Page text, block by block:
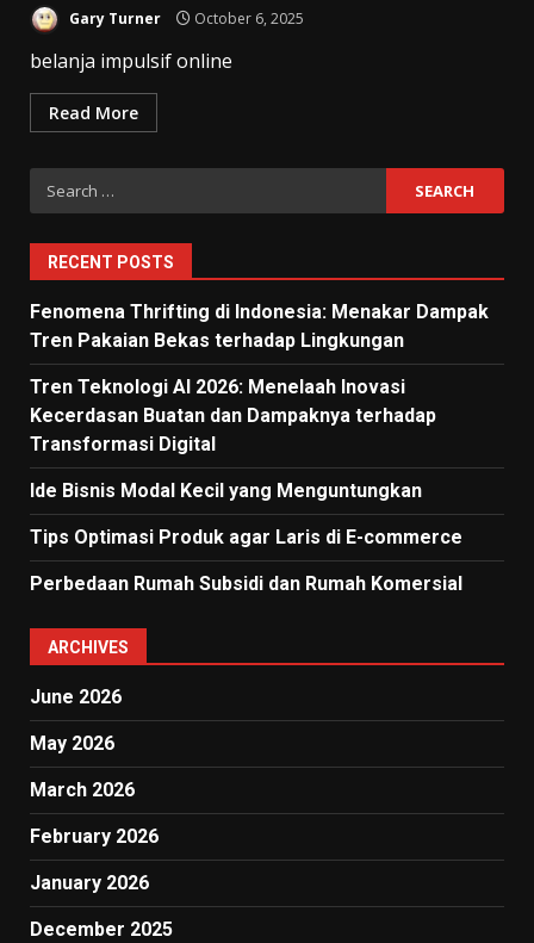
Gary Turner October 6, 2025
belanja impulsif online
Read More
Search
for:
RECENT POSTS
Fenomena Thrifting di Indonesia: Menakar Dampak
Tren Pakaian Bekas terhadap Lingkungan
Tren Teknologi AI 2026: Menelaah Inovasi
Kecerdasan Buatan dan Dampaknya terhadap
Transformasi Digital
Ide Bisnis Modal Kecil yang Menguntungkan
Tips Optimasi Produk agar Laris di E-commerce
Perbedaan Rumah Subsidi dan Rumah Komersial
ARCHIVES
June 2026
May 2026
March 2026
February 2026
January 2026
December 2025